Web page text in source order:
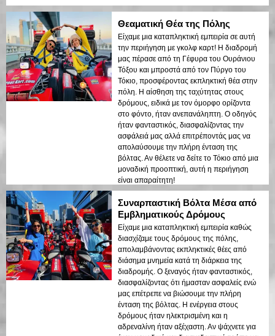
Θεαματική Θέα της Πόλης
Είχαμε μια καταπληκτική εμπειρία σε αυτή
την περιήγηση με γκολφ καρτ! Η διαδρομή
μας πέρασε από τη Γέφυρα του Ουράνιου
Τόξου και μπροστά από τον Πύργο του
Τόκιο, προσφέροντας εκπληκτική θέα στην
πόλη. Η αίσθηση της ταχύτητας στους
δρόμους, ειδικά με τον όμορφο ορίζοντα
στο φόντο, ήταν ανεπανάληπτη. Ο οδηγός
ήταν φανταστικός, διασφαλίζοντας την
ασφάλειά μας αλλά επιτρέποντάς μας να
απολαύσουμε την πλήρη ένταση της
βόλτας. Αν θέλετε να δείτε το Τόκιο από μια
μοναδική προοπτική, αυτή η περιήγηση
είναι απαραίτητη!
Συναρπαστική Βόλτα Μέσα από
Εμβληματικούς Δρόμους
Είχαμε μια καταπληκτική εμπειρία καθώς
διασχίζαμε τους δρόμους της πόλης,
απολαμβάνοντας εκπληκτικές θέες από
διάσημα μνημεία κατά τη διάρκεια της
διαδρομής. Ο ξεναγός ήταν φανταστικός,
διασφαλίζοντας ότι ήμασταν ασφαλείς ενώ
μας επέτρεπε να βιώσουμε την πλήρη
ένταση της βόλτας. Η ενέργεια στους
δρόμους ήταν ηλεκτρισμένη και η
αδρεναλίνη ήταν αξέχαστη. Αν ψάχνετε για